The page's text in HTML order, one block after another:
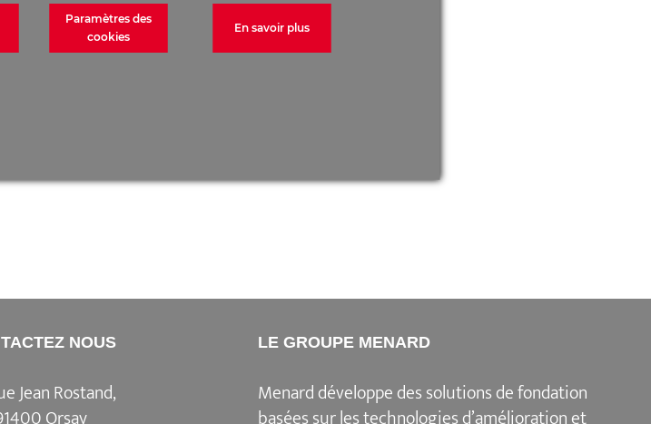
NOUS
Jean Rostand,
LE GROUPE MENARD
Menarddéveloppe des solutions de fondation
En savoir plus
Paramètres des
cookies